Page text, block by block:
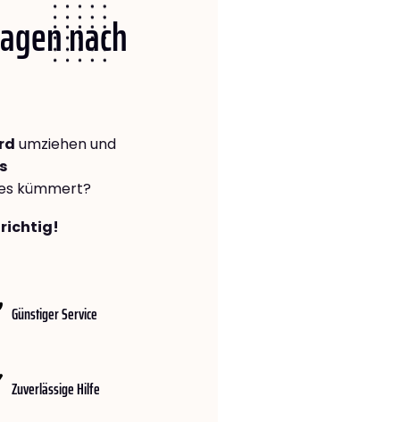
nach
umziehen und
kümmert?
richtig!
Günstiger Service
Zuverlässige Hilfe